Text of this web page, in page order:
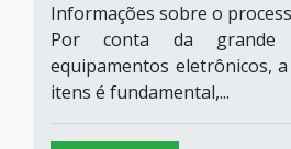
Informações sobre o
Por conta da grande
equipamentos eletrônicos,
itens é fundamental,...